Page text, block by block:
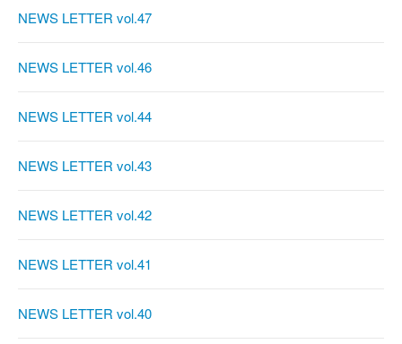
NEWS LETTER vol.47
NEWS LETTER vol.46
NEWS LETTER vol.44
NEWS LETTER vol.43
NEWS LETTER vol.42
NEWS LETTER vol.41
NEWS LETTER vol.40